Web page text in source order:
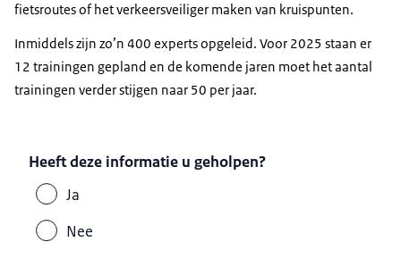
fietsroutes of het verkeersveiliger maken van kruispunten.
Inmiddels zijn zo’n 400 experts opgeleid. Voor 2025 staan er
12 trainingen gepland en de komende jaren moet het aantal
trainingen verder stijgen naar 50 per jaar.
Heeft deze informatie u geholpen?
Ja
Nee